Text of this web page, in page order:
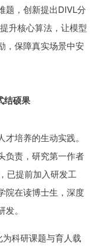
题，创新提出DIVL分
升核心算法，让模型
，保障真实场景中安
结硕果
培养的生动实践。
负责，研究第一作者
已提前加入研发工
院在读博士生，深度
。
为科研课题与育人载